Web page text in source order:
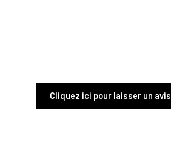
Cliquez ici pour laisser un avis